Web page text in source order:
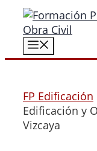
Saltar
contenido
FP Edificación
Edificación y
Vizcaya